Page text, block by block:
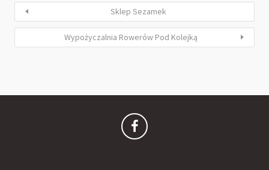
Sklep Sezamek
Wypożyczalnia Rowerów Pod Kolejką